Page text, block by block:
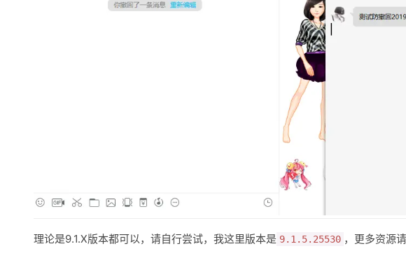
理论是9.1.X版本都可以，请自行尝试，我这里版本是 9.1.5.25530 ，更多资源